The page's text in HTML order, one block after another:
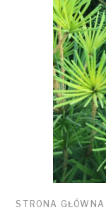
STRONA GŁÓWNA